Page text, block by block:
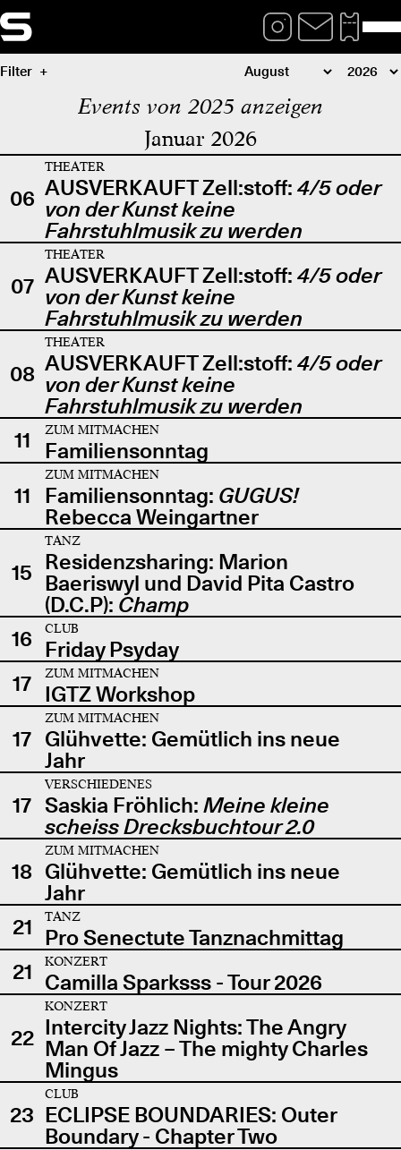
Filter
Events von 2025 anzeigen
Januar 2026
06
THEATER
AUSVERKAUFT Zell:stoff: 4/5 oder
von der Kunst keine
Fahrstuhlmusik zu werden
07
THEATER
AUSVERKAUFT Zell:stoff: 4/5 oder
von der Kunst keine
Fahrstuhlmusik zu werden
08
THEATER
AUSVERKAUFT Zell:stoff: 4/5 oder
von der Kunst keine
Fahrstuhlmusik zu werden
11
ZUM MITMACHEN
Familiensonntag
11
ZUM MITMACHEN
Familiensonntag: GUGUS!
Rebecca Weingartner
15
TANZ
Residenzsharing: Marion
Baeriswyl und David Pita Castro
(D.C.P): Champ
16
CLUB
Friday Psyday
17
ZUM MITMACHEN
IGTZ Workshop
17
ZUM MITMACHEN
Glühvette: Gemütlich ins neue
Jahr
17
VERSCHIEDENES
Saskia Fröhlich: Meine kleine
scheiss Drecksbuchtour 2.0
18
ZUM MITMACHEN
Glühvette: Gemütlich ins neue
Jahr
21
TANZ
Pro Senectute Tanznachmittag
21
KONZERT
Camilla Sparksss - Tour 2026
22
KONZERT
Intercity Jazz Nights: The Angry
Man Of Jazz – The mighty Charles
Mingus
23
CLUB
ECLIPSE BOUNDARIES: Outer
Boundary - Chapter Two